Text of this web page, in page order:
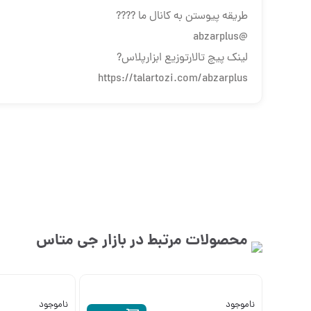
طریقه پیوستن به کانال ما ????
@abzarplus
لینک پیچ تالارتوزیع ابزارپلاس?
https://talartozi.com/abzarplus
محصولات مرتبط در بازارجی متاس
ناموجود ناموجود